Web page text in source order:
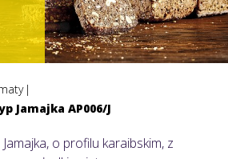
Jamajka AP006/J
o profilu karaibskim, z